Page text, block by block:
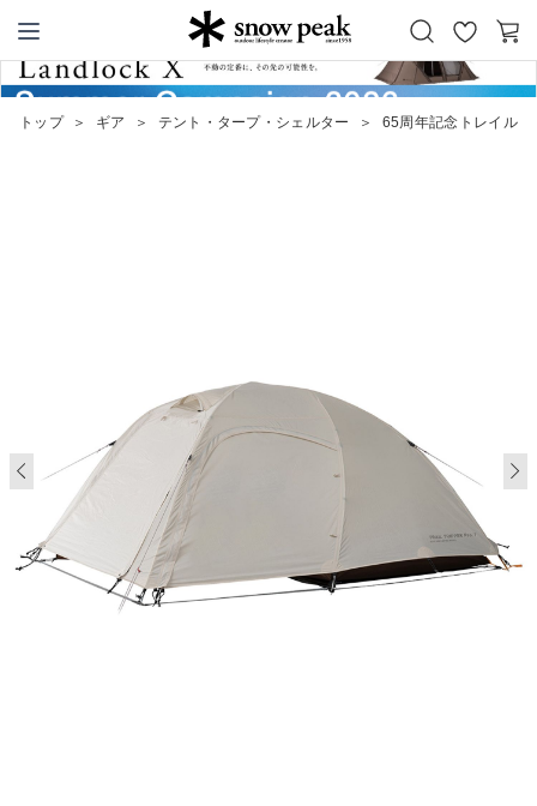
Snow Peak
お
気
に
カ
ー
トップ ＞ ギア ＞ テント・タープ・シェルター ＞ 65周年記念トレイル